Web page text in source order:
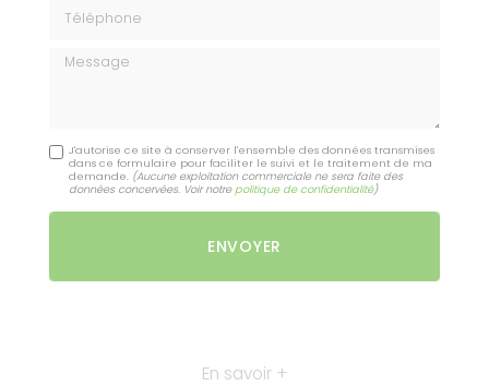
Message
J'autorise ce site à conserver l'ensemble des données transmises
dans ce formulaire pour faciliter le suivi et le traitement de ma
demande. (Aucune exploitation commerciale ne sera faite des
données concervées. Voir notre politique de confidentialité)
En savoir +